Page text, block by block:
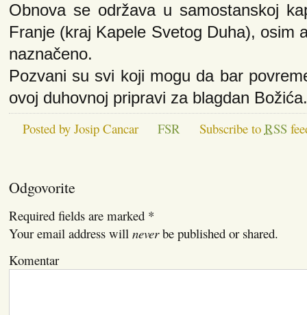
Obnova se održava u samostanskoj
Franje (kraj Kapele Svetog Duha), osim
naznačeno.
Pozvani su svi koji mogu da bar
ovoj duhovnoj pripravi za blagdan Božića.
Posted by Josip Cancar FSR Subscribe to RSS
Odgovorite
Required fields are marked *
Your email address will neverbe published or shared.
Komentar